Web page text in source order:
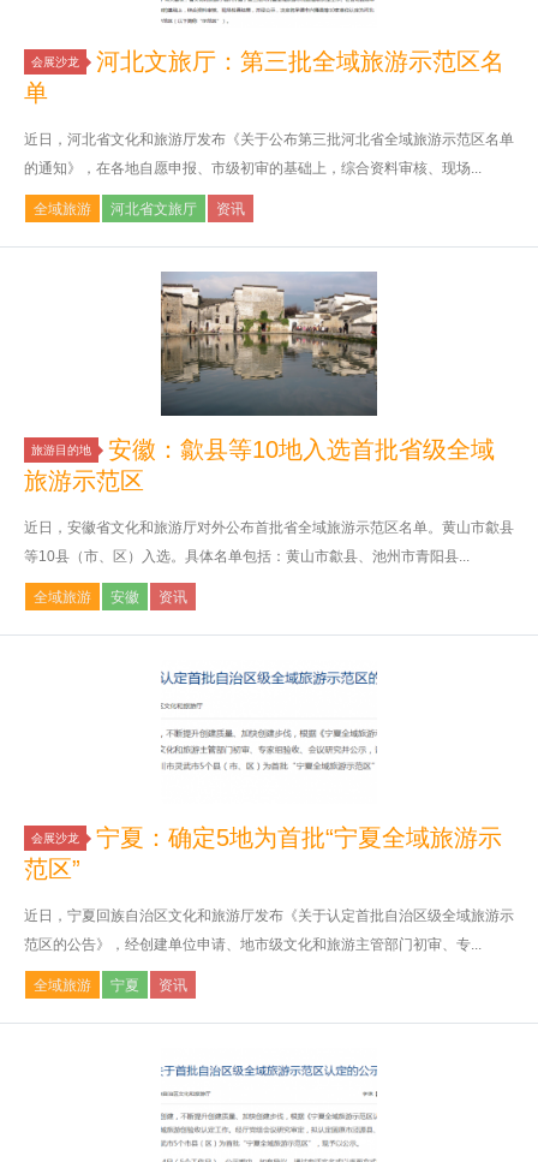
会展沙龙
河北文旅厅：第三批全域旅游示范区名
单
近日，河北省文化和旅游厅发布《关于公布第三批河北省全域旅游示范区名单
的通知》，在各地自愿申报、市级初审的基础上，综合资料审核、现场...
全域旅游 河北省文旅厅 资讯
旅游目的地
安徽：歙县等10地入选首批省级全域
旅游示范区
近日，安徽省文化和旅游厅对外公布首批省全域旅游示范区名单。黄山市歙县
等10县（市、区）入选。具体名单包括：黄山市歙县、池州市青阳县...
全域旅游 安徽 资讯
会展沙龙
宁夏：确定5地为首批“宁夏全域旅游示
范区”
近日，宁夏回族自治区文化和旅游厅发布《关于认定首批自治区级全域旅游示
范区的公告》，经创建单位申请、地市级文化和旅游主管部门初审、专...
全域旅游 宁夏 资讯